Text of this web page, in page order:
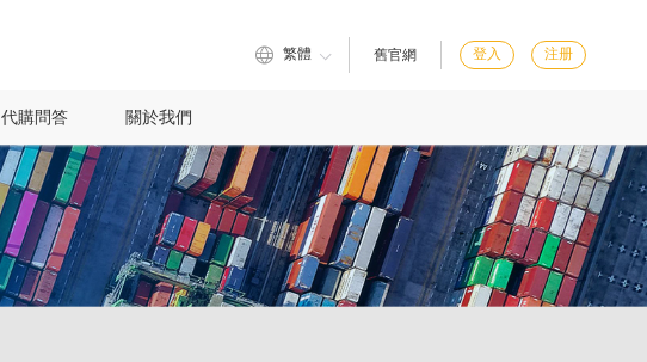
繁體 舊官網 登入 注册
代購問答 關於我們